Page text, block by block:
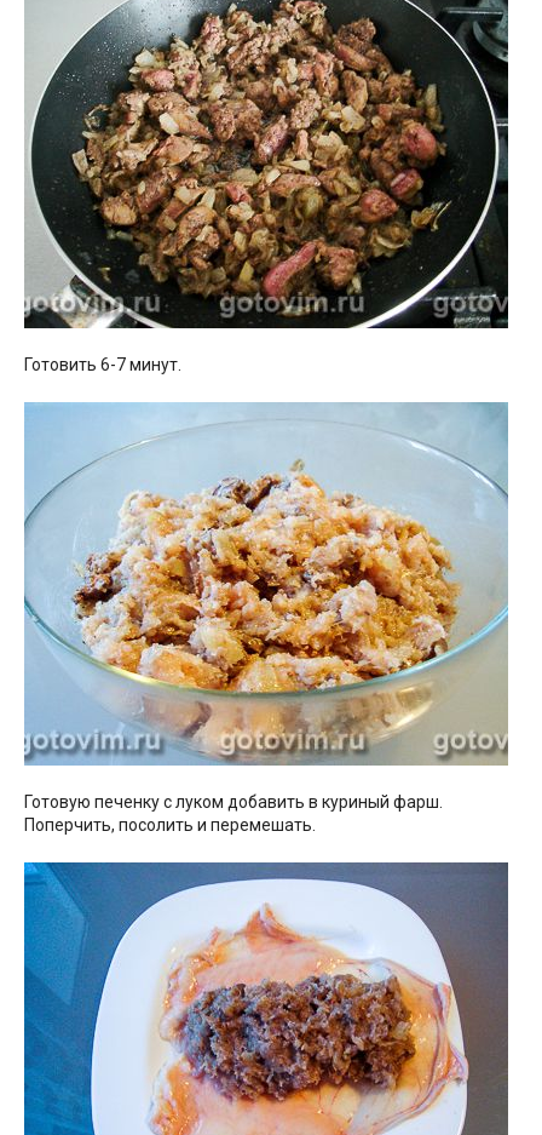
Готовить 6-7 минут.
Готовую печенку с луком добавить в куриный фарш.
Поперчить, посолить и перемешать.